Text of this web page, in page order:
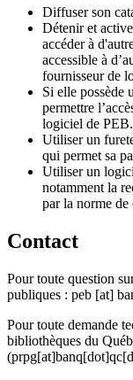
Diffuser son
Détenir et
accéder à
accessible à d’
fournisseur de
Si elle possède
permettre l’
logiciel de PEB.
Utiliser un
qui permet sa
Utiliser un
notamment la
par la norme
Contact
Pour toute question
publiques : peb [at]
Pour toute demande
bibliothèques du